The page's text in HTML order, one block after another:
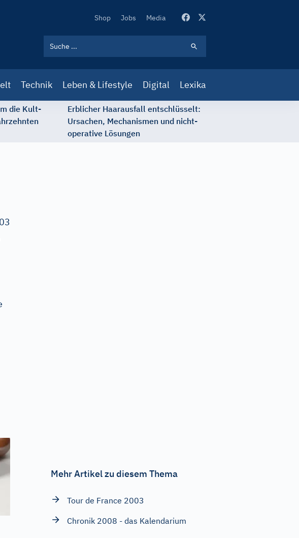
Secondary
Shop Jobs Media
Technik Leben & Lifestyle Digital Lexika
die Kult-
Erblicher Haarausfall entschlüsselt:
Ursachen, Mechanismen und nicht-
operative Lösungen
Mehr Artikel zu diesem Thema
Tour de France 2003
Chronik 2008 - das Kalendarium